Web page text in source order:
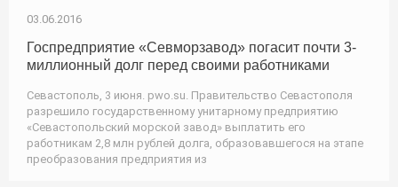
03.06.2016
Госпредприятие «Севморзавод» погасит почти 3-
миллионный долг перед своими работниками
Севастополь, 3 июня. pwo.su. Правительство Севастополя
разрешило государственному унитарному предприятию
«Севастопольский морской завод» выплатить его
работникам 2,8 млн рублей долга, образовавшегося на этапе
преобразования предприятия из